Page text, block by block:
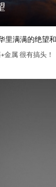
里满满的绝望
金属 很有搞头！